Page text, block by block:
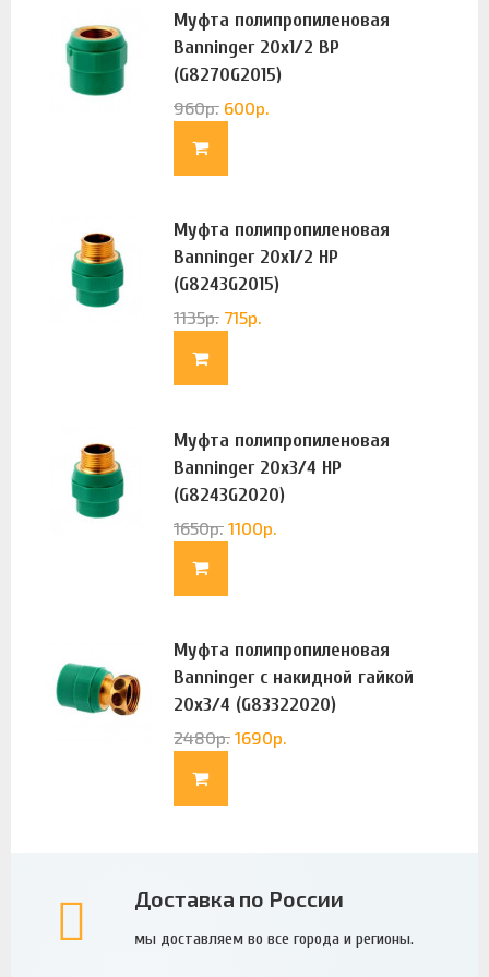
Муфта полипропиленовая
Banninger 20х1/2 ВР
(G8270G2015)
960р. 600р.
Муфта полипропиленовая
Banninger 20х1/2 НР
(G8243G2015)
1135р. 715р.
Муфта полипропиленовая
Banninger 20х3/4 НР
(G8243G2020)
1650р. 1100р.
Муфта полипропиленовая
Banninger с накидной гайкой
20х3/4 (G83322020)
2480р. 1690р.
Доставка по России
мы доставляем во все города и регионы.